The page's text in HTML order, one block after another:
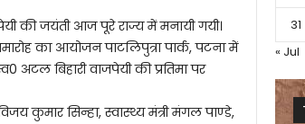
की जयंती आज पूरे राज्य में मनायी गयी।
का आयोजन पाटलिपुत्रा पार्क, पटना में
अटल बिहारी वाजपेयी की प्रतिमा पर
कुमार सिन्हा, स्वास्थ्य मंत्री मंगल पाण्डे,
31
« Jul